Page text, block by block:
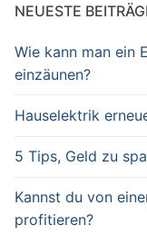
NEUESTE
Wie kann man ein
einzäunen?
Hauselektrik
5 Tips, Geld zu
Kannst du von
profitieren?